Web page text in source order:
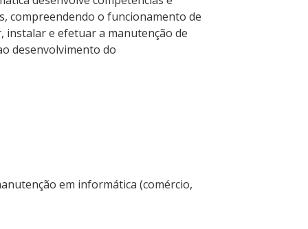
compreendendo o funcionamento de
e efetuar a manutenção de
desenvolvimento do
em informática (comércio,